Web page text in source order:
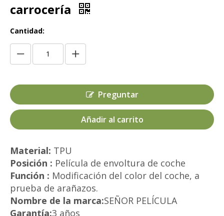
carrocería
Cantidad:
Preguntar
Añadir al carrito
Material: TPU
Posición : Película de envoltura de coche
Función : Modificación del color del coche, a
prueba de arañazos.
Nombre de la marca:SEÑOR PELÍCULA
Garantía:3 años